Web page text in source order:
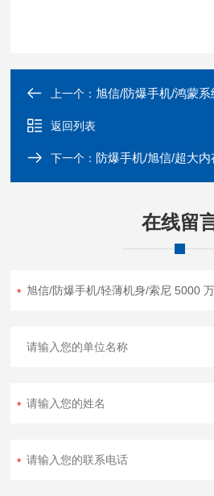
上一个： 旭信/防爆手机/鸿蒙
返回列表
下一个： 防爆手机/旭信/超大
在线留